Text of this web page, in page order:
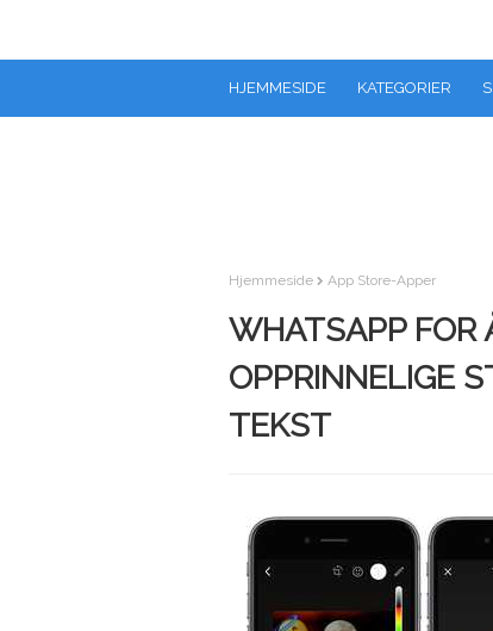
HJEMMESIDE KATEGORIER
Hjemmeside App Store-Apper
WHATSAPP FOR
OPPRINNELIGE
TEKST